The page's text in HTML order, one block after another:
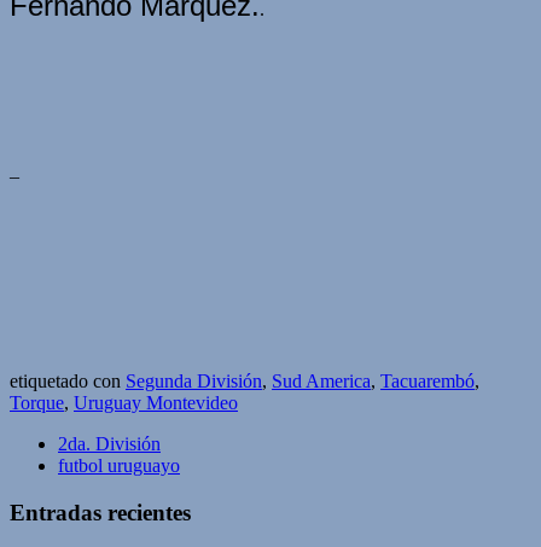
.
–
etiquetado con Segunda División, Sud America, Tacuarembó,
Torque, Uruguay Montevideo
2da. División
futbol uruguayo
Entradas recientes